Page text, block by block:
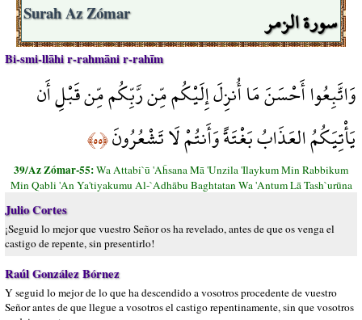
سورة الزمر Surah Az Zómar
Bi-smi-llāhi r-rahmāni r-rahīm
وَاتَّبِعُوا أَحْسَنَ مَا أُنزِلَ إِلَيْكُم مِّن رَّبِّكُم مِّن قَبْلِ أَن
يَأْتِيَكُمُ العَذَابُ بَغْتَةً وَأَنتُمْ لَا تَشْعُرُونَ﴿٥٥﴾
39/Az Zómar-55:Wa Attabi`ū 'Aĥsana Mā 'Unzila 'Ilaykum Min Rabbikum
Min Qabli 'An Ya'tiyakumu Al-`Adhābu Baghtatan Wa 'Antum Lā Tash`urūna
Julio Cortes
¡Seguid lo mejor que vuestro Señor os ha revelado, antes de que os venga el
castigo de repente, sin presentirlo!
Raúl González Bórnez
Y seguid lo mejor de lo que ha descendido a vosotros procedente de vuestro
Señor antes de que llegue a vosotros el castigo repentinamente, sin que vosotros